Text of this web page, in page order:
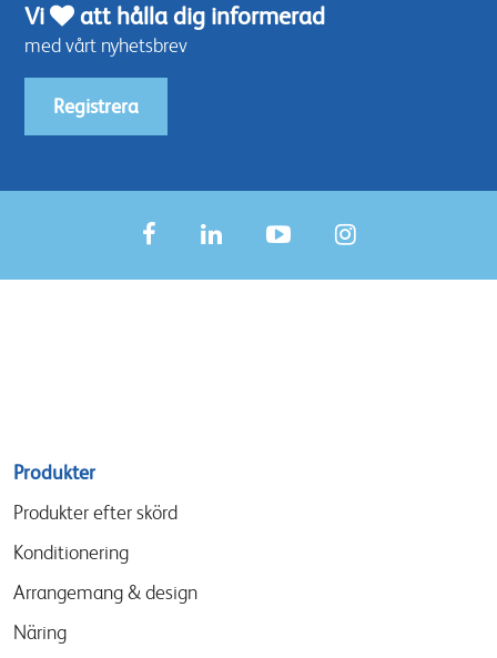
Vi att hålla dig informerad
med vårt nyhetsbrev
Registrera
Sitemap
menu
Produkter
Produkter efter skörd
Konditionering
Arrangemang & design
Näring